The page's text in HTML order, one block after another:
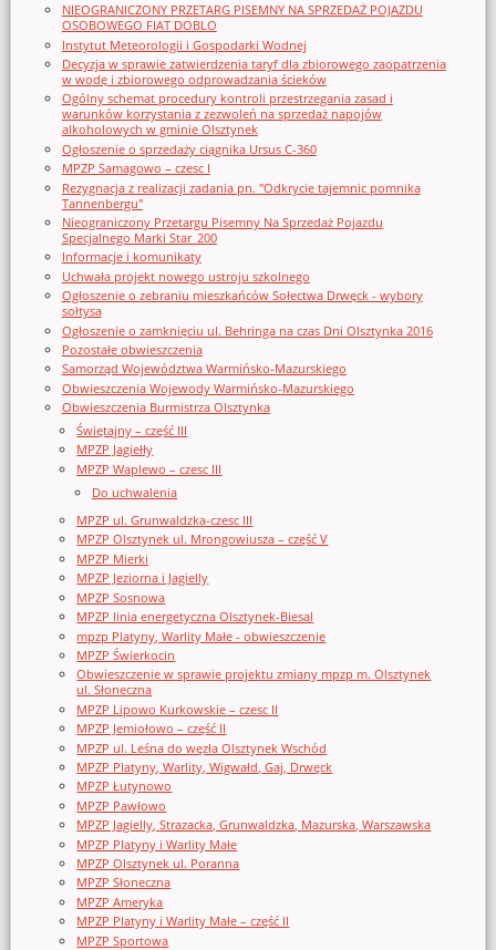
NIEOGRANICZONY PRZETARG PISEMNY NA SPRZEDAŻ POJAZDU
OSOBOWEGO FIAT DOBLO
Instytut Meteorologii i Gospodarki Wodnej
Decyzja w sprawie zatwierdzenia taryf dla zbiorowego zaopatrzenia
w wodę i zbiorowego odprowadzania ścieków
Ogólny schemat procedury kontroli przestrzegania zasad i
warunków korzystania z zezwoleń na sprzedaż napojów
alkoholowych w gminie Olsztynek
Ogłoszenie o sprzedaży ciągnika Ursus C-360
MPZP Samagowo – czesc I
Rezygnacja z realizacji zadania pn. "Odkrycie tajemnic pomnika
Tannenbergu"
Nieograniczony Przetargu Pisemny Na Sprzedaż Pojazdu
Specjalnego Marki Star_200
Informacje i komunikaty
Uchwała projekt nowego ustroju szkolnego
Ogłoszenie o zebraniu mieszkańców Sołectwa Drwęck - wybory
sołtysa
Ogłoszenie o zamknięciu ul. Behringa na czas Dni Olsztynka 2016
Pozostałe obwieszczenia
Samorząd Województwa Warmińsko-Mazurskiego
Obwieszczenia Wojewody Warmińsko-Mazurskiego
Obwieszczenia Burmistrza Olsztynka
Świętajny – część III
MPZP Jagiełły
MPZP Waplewo – czesc III
Do uchwalenia
MPZP ul. Grunwaldzka-czesc III
MPZP Olsztynek ul. Mrongowiusza – część V
MPZP Mierki
MPZP Jeziorna i Jagielly
MPZP Sosnowa
MPZP linia energetyczna Olsztynek-Biesal
mpzp Platyny, Warlity Małe - obwieszczenie
MPZP Świerkocin
Obwieszczenie w sprawie projektu zmiany mpzp m. Olsztynek
ul. Słoneczna
MPZP Lipowo Kurkowskie – czesc II
MPZP Jemiołowo – część II
MPZP ul. Leśna do węzła Olsztynek Wschód
MPZP Platyny, Warlity, Wigwałd, Gaj, Drwęck
MPZP Łutynowo
MPZP Pawłowo
MPZP Jagielly, Strazacka, Grunwaldzka, Mazurska, Warszawska
MPZP Platyny i Warlity Małe
MPZP Olsztynek ul. Poranna
MPZP Słoneczna
MPZP Ameryka
MPZP Platyny i Warlity Małe – część II
MPZP Sportowa